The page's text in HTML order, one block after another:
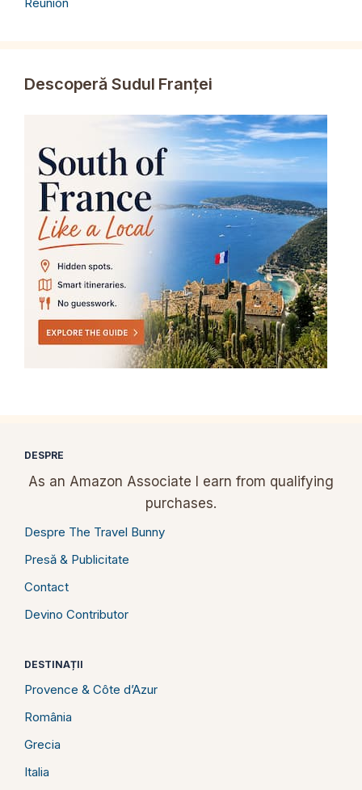
Descoperă Sudul Franței
DESPRE
As an Amazon Associate I earn from qualifying
purchases.
Despre The Travel Bunny
Presă & Publicitate
Contact
Devino Contributor
DESTINAȚII
Provence & Côte d’Azur
România
Grecia
Italia